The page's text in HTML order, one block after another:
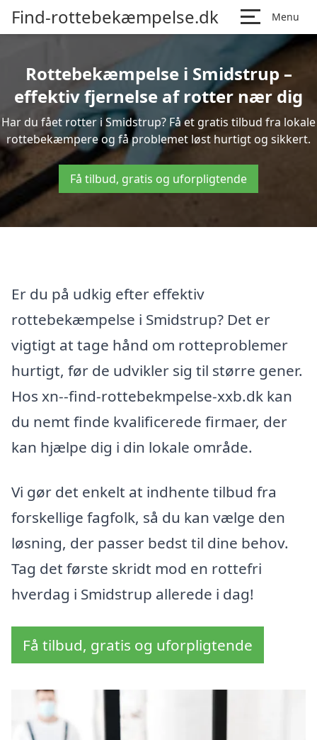
Find-rottebekæmpelse.dk Menu
Rottebekæmpelse i Smidstrup –
effektiv fjernelse af rotter nær dig
Har du fået rotter i Smidstrup? Få et gratis tilbud fra lokale
rottebekæmpere og få problemet løst hurtigt og sikkert.
Få tilbud, gratis og uforpligtende
Er du på udkig efter effektiv
rottebekæmpelse i Smidstrup? Det er
vigtigt at tage hånd om rotteproblemer
hurtigt, før de udvikler sig til større gener.
Hos xn--find-rottebekmpelse-xxb.dk kan
du nemt finde kvalificerede firmaer, der
kan hjælpe dig i din lokale område.
Vi gør det enkelt at indhente tilbud fra
forskellige fagfolk, så du kan vælge den
løsning, der passer bedst til dine behov.
Tag det første skridt mod en rottefri
hverdag i Smidstrup allerede i dag!
Få tilbud, gratis og uforpligtende